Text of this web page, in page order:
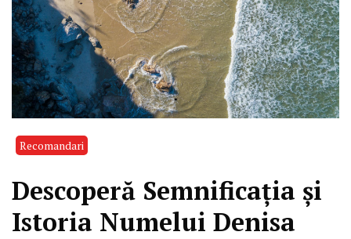
Recomandari
Descoperă Semnificația și
Istoria Numelui Denisa